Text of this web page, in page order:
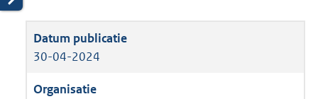
30-04-2024